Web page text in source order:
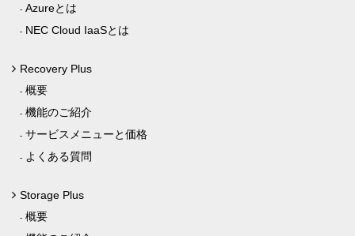
Azureとは
NEC Cloud IaaSとは
Recovery Plus
概要
機能のご紹介
サービスメニューと価格
よくある質問
Storage Plus
概要